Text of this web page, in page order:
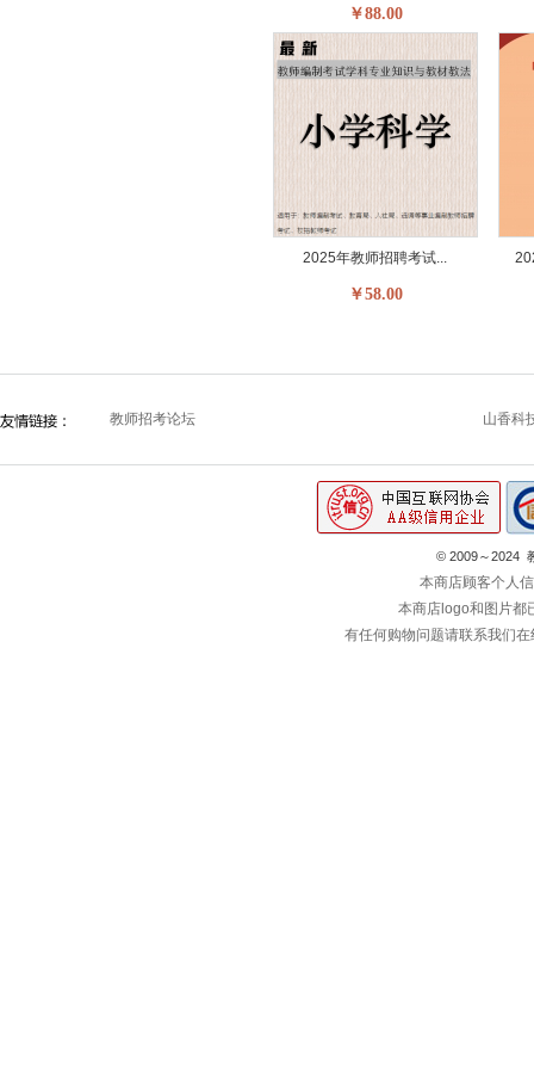
￥88.00
2025年教师招聘考试...
￥58.00
教师招考论坛 山香科
© 2009～2024
本商店顾客个人
本商店logo和图片都
有任何购物问题请联系我们